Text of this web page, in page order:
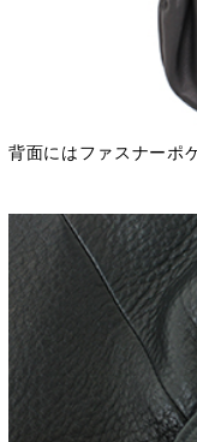
背面にはファスナーポ